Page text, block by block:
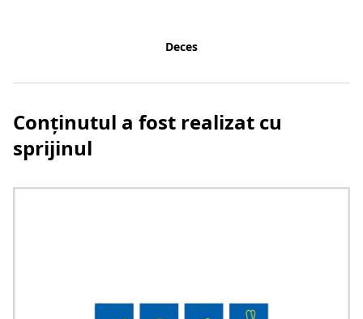
Deces
Conținutul a fost realizat cu
sprijinul